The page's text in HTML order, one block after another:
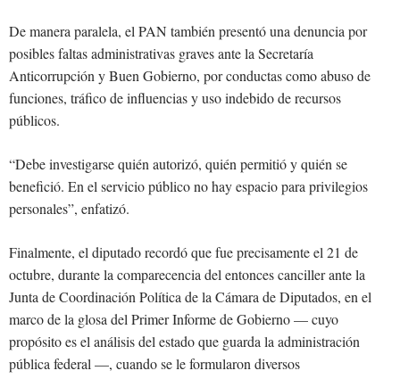
De manera paralela, el PAN también presentó una denuncia por
posibles faltas administrativas graves ante la Secretaría
Anticorrupción y Buen Gobierno, por conductas como abuso de
funciones, tráfico de influencias y uso indebido de recursos
públicos.
“Debe investigarse quién autorizó, quién permitió y quién se
benefició. En el servicio público no hay espacio para privilegios
personales”, enfatizó.
Finalmente, el diputado recordó que fue precisamente el 21 de
octubre, durante la comparecencia del entonces canciller ante la
Junta de Coordinación Política de la Cámara de Diputados, en el
marco de la glosa del Primer Informe de Gobierno — cuyo
propósito es el análisis del estado que guarda la administración
pública federal —, cuando se le formularon diversos